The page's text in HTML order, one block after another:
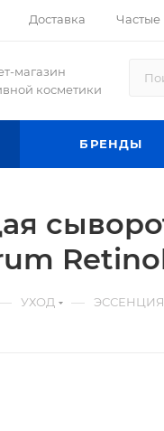
Доставка Частые
магазин
косметики
БРЕНДЫ
УХОД —